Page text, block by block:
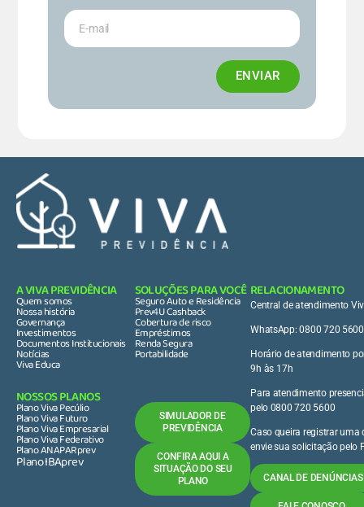
ENVIAR
A VIVA PREVIDÊNCIA
Quem somos
Nossa história
Governança
Investimentos
Documentos Institucionais
Notícias
Viva Educa
NOSSOS PLANOS
Plano Viva Pecúlio
Plano Viva Futuro
Plano Viva Empresarial
Plano Viva Federativo
Plano ANAPARprev
Plano IBAprev
SOLUÇÕES PARA VOCÊ
Seguro Auto e Residência
Prev4U Cashback
Cobertura de risco
Empréstimos
Renda Segura
Portabilidade
SIMULADOR DE
PREVIDÊNCIA
CONFIRA AQUI A
SITUAÇÃO DO SEU
PLANO
RELACIONAMENTO
Central de atendimento
WhatsApp: 0800 720 5600
Horário de atendimento
9h às 17h
Para atendimento
pelo 0800 720 5600
Caso queira registrar uma
envie sua solicitação pelo
CANAL DE